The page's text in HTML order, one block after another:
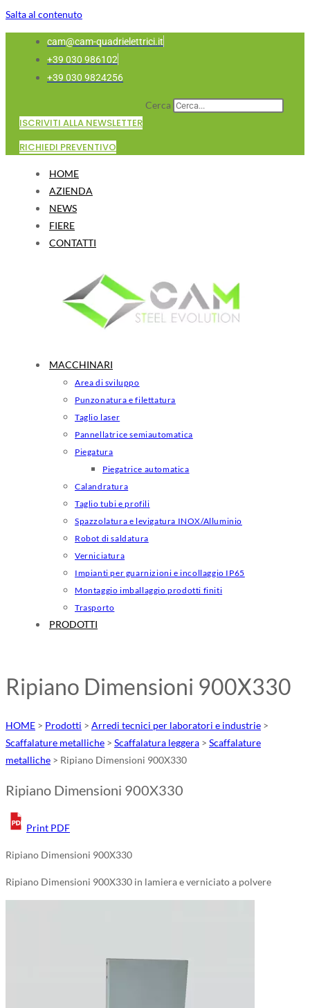
Salta al contenuto
cam@cam-quadrielettrici.it
+39 030 986102
+39 030 9824256
Cerca
ISCRIVITI ALLA NEWSLETTER
RICHIEDI PREVENTIVO
HOME
AZIENDA
NEWS
FIERE
CONTATTI
MACCHINARI
Area di sviluppo
Punzonatura e filettatura
Taglio laser
Pannellatrice semiautomatica
Piegatura
Piegatrice automatica
Calandratura
Taglio tubi e profili
Spazzolatura e levigatura INOX/Alluminio
Robot di saldatura
Verniciatura
Impianti per guarnizioni e incollaggio IP65
Montaggio imballaggio prodotti finiti
Trasporto
PRODOTTI
Ripiano Dimensioni 900X330
HOME > Prodotti > Arredi tecnici per laboratori e industrie >
Scaffalature metalliche > Scaffalatura leggera > Scaffalature
metalliche > Ripiano Dimensioni 900X330
Ripiano Dimensioni 900X330
Print PDF
Ripiano Dimensioni 900X330
Ripiano Dimensioni 900X330 in lamiera e verniciato a polvere